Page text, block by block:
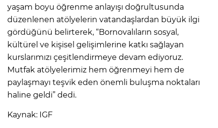
yaşam boyu öğrenme anlayışı doğrultusunda
düzenlenen atölyelerin vatandaşlardan büyük ilgi
gördüğünü belirterek, “Bornovalıların sosyal,
kültürel ve kişisel gelişimlerine katkı sağlayan
kurslarımızı çeşitlendirmeye devam ediyoruz.
Mutfak atölyelerimiz hem öğrenmeyi hem de
paylaşmayı teşvik eden önemli buluşma noktaları
haline geldi” dedi.
Kaynak: IGF